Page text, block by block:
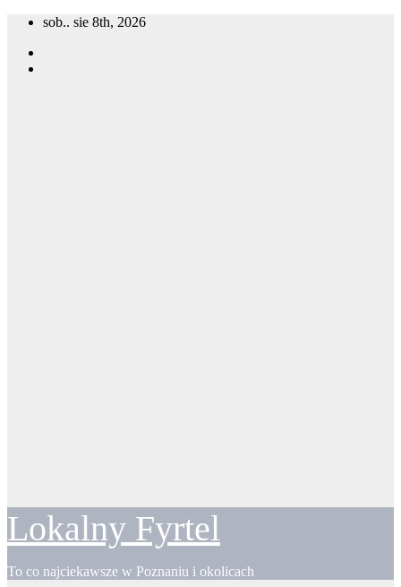
Skip
content
sob.. sie 8th, 2026
Lokalny Fyrtel
To co najciekawsze w Poznaniu i okolicach